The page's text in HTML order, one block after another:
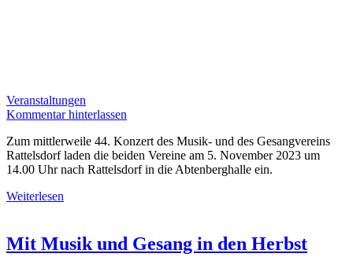
Veranstaltungen
Kommentar hinterlassen
Zum mittlerweile 44. Konzert des Musik- und des Gesangvereins
Rattelsdorf laden die beiden Vereine am 5. November 2023 um
14.00 Uhr nach Rattelsdorf in die Abtenberghalle ein.
Weiterlesen
Mit Musik und Gesang in den Herbst